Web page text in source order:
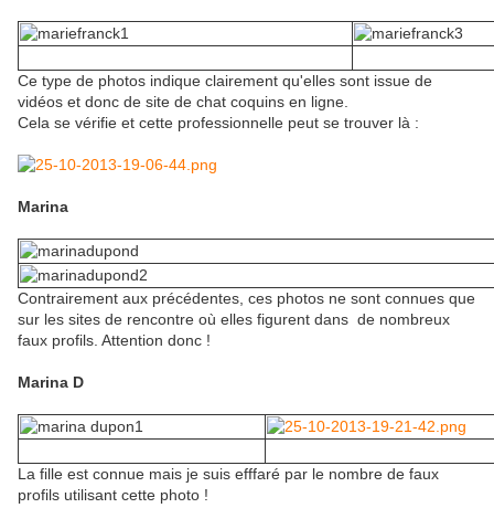
Ce type de photos indique clairement qu'elles sont issue de
vidéos et donc de site de chat coquins en ligne.
Cela se vérifie et cette professionnelle peut se trouver là :
Marina
Contrairement aux précédentes, ces photos ne sont connues que
sur les sites de rencontre où elles figurent dans de nombreux
faux profils. Attention donc !
Marina D
La fille est connue mais je suis efffaré par le nombre de faux
profils utilisant cette photo !